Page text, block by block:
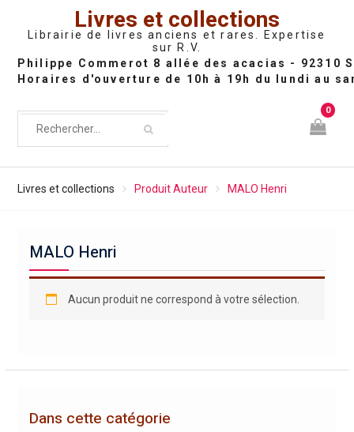
Livres et collections
Librairie de livres anciens et rares. Expertise
sur R.V.
0
Livres et collections Produit Auteur MALO Henri
MALO Henri
Aucun produit ne correspond à votre sélection.
Dans cette catégorie